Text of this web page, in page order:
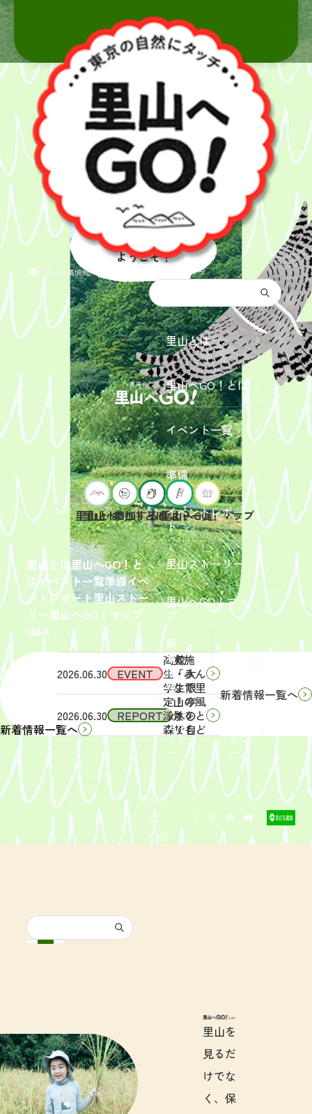
都庁総合トップ
里山とは里山へGO！と
はイベント一覧準備イベ
ントレポート里山ストー
リー里山へGO！マップ
Q&A
里山とは
里山へGO！とは
イベント一覧
準備
イベントレポー
ト
里山ストーリー
里山へGO！マッ
プ
新
着
情
報
サイ
トポ
リシ
ー
リシ
ー
公
式
SNS
里山へ
ようこそ！
里山とは
里山へGO！とは
参加するには？
イベント一覧
里山へGO！マップ
新着情報一覧へ
2026.06.30 EVENT
2026年9
月19日
（土）
開催
「【東
京ポイ
ント対
象】中
学生・
高校
生・大
学生限
定！宇
津木の
森で自
然体
験！」
募集を
開始し
まし
2026.06.30 REPORT
2026年
6月13
（土）
実施
「みん
なで里
山の風
景をと
りもど
そ
う！」
活動レ
ポート
を掲載
しまし
た。
新着情報一覧へ
里山へGO!と
里山を
見るだ
けでな
く、保